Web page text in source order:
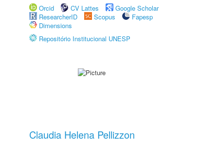
Orcid
CV Lattes
Google Scholar
ResearcherID
Scopus
Fapesp
Dimensions
Repositório Institucional UNESP
Claudia Helena Pellizzon